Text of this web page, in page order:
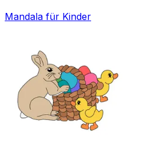
Mandala für Kinder